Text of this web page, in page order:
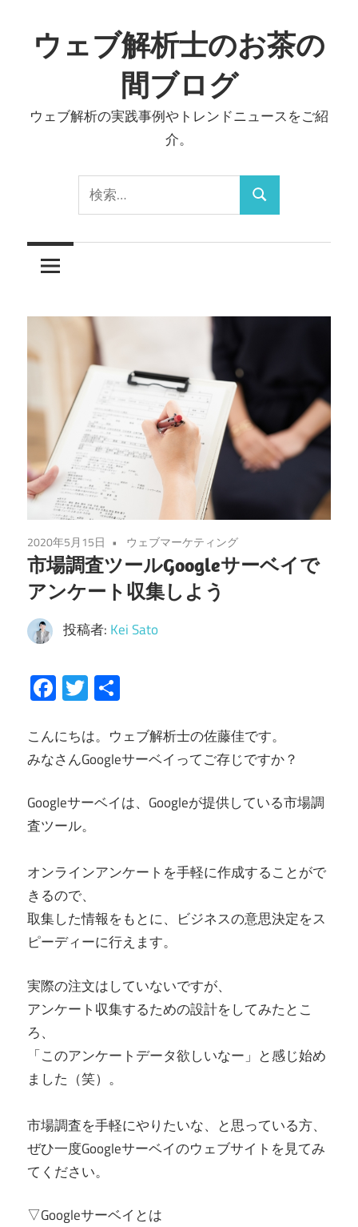
ン
へ
ウェブ解析士のお茶の
間ブログ
ウェブ解析の実践事例やトレンドニュースをご紹
介。
索:
検
2020年5月15日 ウェブマーケティング
市場調査ツールGoogleサーベイで
アンケート収集しよう
投稿者: Kei Sato
Facebook
Twitter
こんにちは。ウェブ解析士の佐藤佳です。
みなさんGoogleサーベイってご存じですか？
Googleサーベイは、Googleが提供している市場調
査ツール。
オンラインアンケートを手軽に作成することがで
きるので、
取集した情報をもとに、ビジネスの意思決定をス
ピーディーに行えます。
実際の注文はしていないですが、
アンケート収集するための設計をしてみたとこ
ろ、
「このアンケートデータ欲しいなー」と感じ始め
ました（笑）。
市場調査を手軽にやりたいな、と思っている方、
ぜひ一度Googleサーベイのウェブサイトを見てみ
てください。
▽Googleサーベイとは